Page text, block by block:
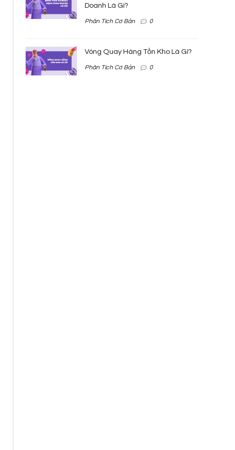
Doanh Là Gì?
Phân Tích Cơ Bản 0
Vòng Quay Hàng Tồn Kho Là Gì?
Phân Tích Cơ Bản 0